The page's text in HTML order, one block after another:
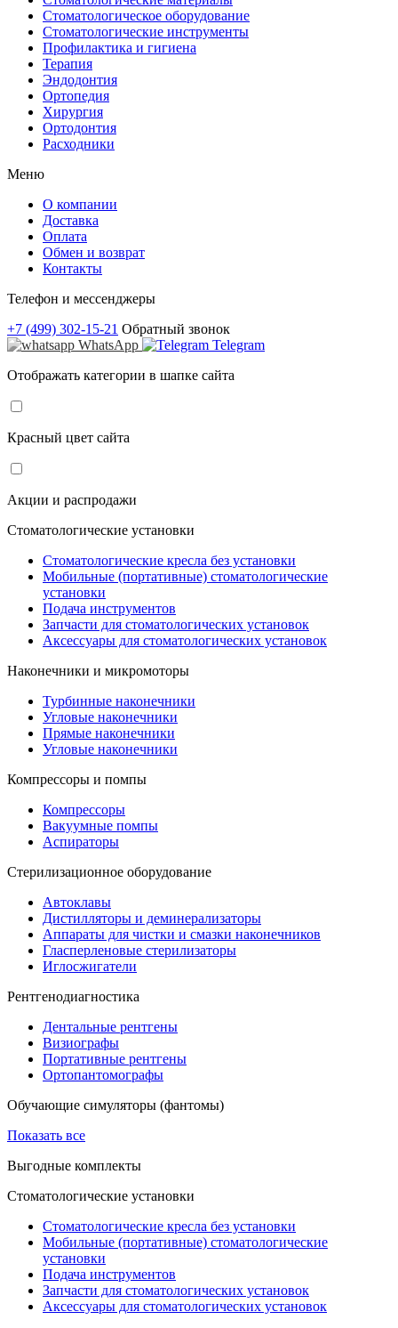
Стоматологическое оборудование
Стоматологические инструменты
Профилактика и гигиена
Терапия
Эндодонтия
Ортопедия
Хирургия
Ортодонтия
Расходники
Меню
О компании
Доставка
Оплата
Обмен и возврат
Контакты
Телефон и мессенджеры
+7 (499) 302-15-21 Обратный звонок
WhatsApp
Telegram
Отображать категории в шапке сайта
Красный цвет сайта
Акции и распродажи
Стоматологические установки
Стоматологические кресла без установки
Мобильные (портативные) стоматологические
установки
Подача инструментов
Запчасти для стоматологических установок
Аксессуары для стоматологических установок
Наконечники и микромоторы
Турбинные наконечники
Угловые наконечники
Прямые наконечники
Угловые наконечники
Компрессоры и помпы
Компрессоры
Вакуумные помпы
Аспираторы
Стерилизационное оборудование
Автоклавы
Дистилляторы и деминерализаторы
Аппараты для чистки и смазки наконечников
Гласперленовые стерилизаторы
Иглосжигатели
Рентгенодиагностика
Дентальные рентгены
Визиографы
Портативные рентгены
Ортопантомографы
Обучающие симуляторы (фантомы)
Показать все
Выгодные комплекты
Стоматологические установки
Стоматологические кресла без установки
Мобильные (портативные) стоматологические
установки
Подача инструментов
Запчасти для стоматологических установок
Аксессуары для стоматологических установок